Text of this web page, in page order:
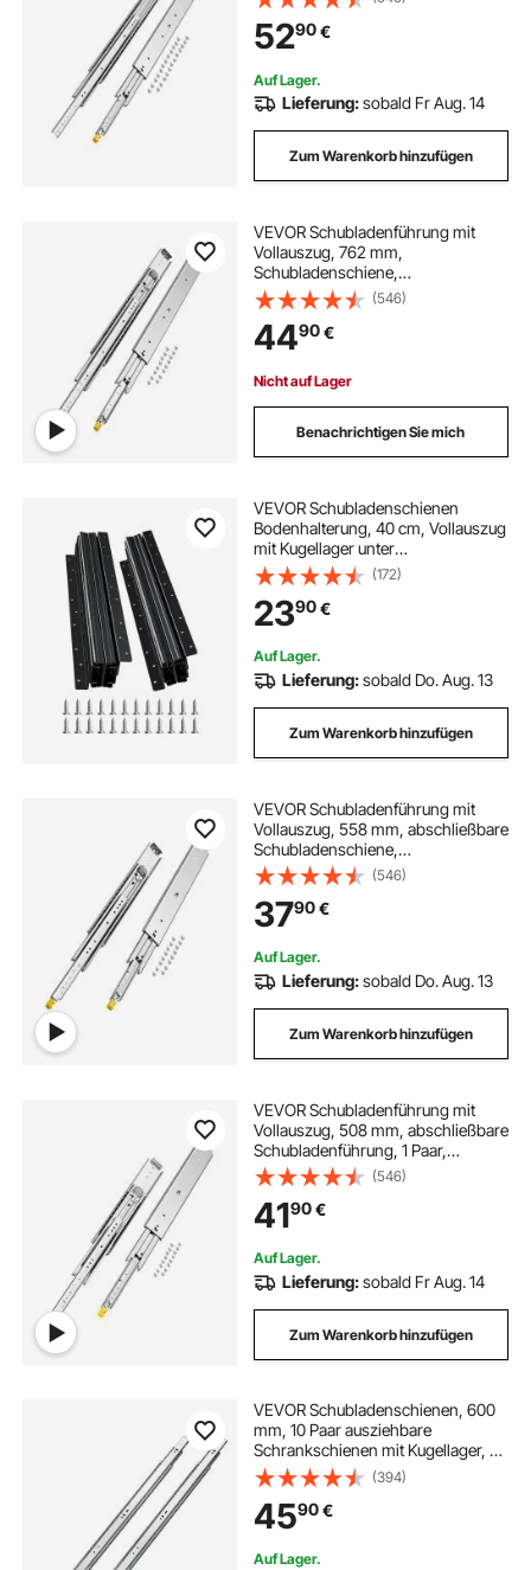
montierte Teleskopschienen für
Regale, Schränke,
Industrieschubladen
5290€
Auf Lager.
Lieferung:sobald Fr Aug. 14
Zum Warenkorb hinzufügen
VEVOR Schubladenführung mit
Vollauszug, 762 mm,
Schubladenschiene,
Teleskopschienen, 1 Paar, Tragkraft
226,8 kg, seitlich montierte
Gleitschiene mit Kugellager und
Verriegelung
(546)
4490€
Nicht auf Lager
Benachrichtigen Sie mich
VEVOR Schubladenschienen
Bodenhalterung, 40 cm, Vollauszug
mit Kugellager unter
Treppenschrankschienen, 117 kg
Tragkraft, Unterschienen für
Treppenschrankgleiter, zum
Selbstaustausch, schwarz
(172)
2390€
Auf Lager.
Lieferung:sobald Do. Aug. 13
Zum Warenkorb hinzufügen
VEVOR Schubladenführung mit
Vollauszug, 558 mm, abschließbare
Schubladenschiene,
Teleskopschienen, 1 Paar, Tragkraft
226,8 kg, seitlich montierte
Gleitschiene mit Kugellager und
Verriegelung
(546)
3790€
Auf Lager.
Lieferung:sobald Do. Aug. 13
Zum Warenkorb hinzufügen
VEVOR Schubladenführung mit
Vollauszug, 508 mm, abschließbare
Schubladenführung, 1 Paar,
Tragkraft 226,8 kg, seitlich
montierte Gleitschiene mit
Kugellager und Verriegelung
(546)
4190€
Auf Lager.
Lieferung:sobald Fr Aug. 14
Zum Warenkorb hinzufügen
VEVOR Schubladenschienen, 600
mm, 10 Paar ausziehbare
Schrankschienen mit Kugellager, 45
kg Tragkraft, robuste seitlich
montierte
Kommodenschubladenführungen,
Schubladenschienen für den DIY-
Ersatz
(394)
4590€
Auf Lager.